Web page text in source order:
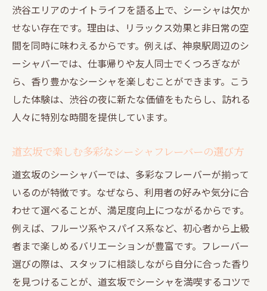
シーシャを囲んで生まれる新しい出会いと
交流
音楽とシーシャが織りなす特別な夜を満喫
音楽と融合したシーシャで夜を楽しむ方法
シーシャ好き必見の音楽イベント体験談
五感で感じるシーシャと音楽の新しい夜
音楽好きにおすすめのシーシャ空間の探し
シーシャと音楽が生み出す極上のリラック
ス
隠れ家的スポットで過ごす円山町の夜時間
円山町の隠れ家シーシャスポットの楽しみ
方
静かな夜にぴったりなシーシャ空間の選び
渋谷エリアのナイトライフを語る上で、シーシャは欠か
せない存在です。理由は、リラックス効果と非日常の空
間を同時に味わえるからです。例えば、神泉駅周辺のシ
ーシャバーでは、仕事帰りや友人同士でくつろぎなが
ら、香り豊かなシーシャを楽しむことができます。こう
した体験は、渋谷の夜に新たな価値をもたらし、訪れる
人々に特別な時間を提供しています。
道玄坂で楽しむ多彩なシーシャフレーバーの選び方
道玄坂のシーシャバーでは、多彩なフレーバーが揃って
いるのが特徴です。なぜなら、利用者の好みや気分に合
わせて選べることが、満足度向上につながるからです。
例えば、フルーツ系やスパイス系など、初心者から上級
者まで楽しめるバリエーションが豊富です。フレーバー
選びの際は、スタッフに相談しながら自分に合った香り
を見つけることが、道玄坂でシーシャを満喫するコツで